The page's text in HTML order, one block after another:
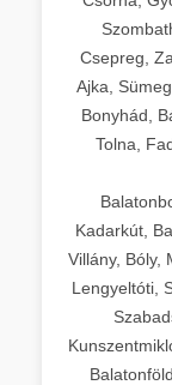
Csepreg,
Ajka,
Bonyhád,
Tolna,
Kadarkút,
Villány, Bóly,
Lengyeltóti,